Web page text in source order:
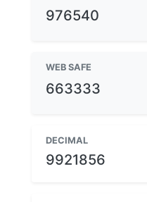
976540
WEB SAFE
663333
DECIMAL
9921856